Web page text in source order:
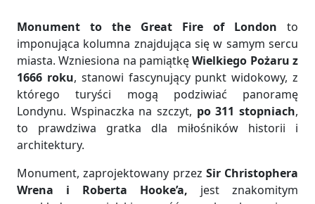
Monument to the Great Fire of London to
imponująca kolumna znajdująca się w samym sercu
miasta. Wzniesiona na pamiątkęWielkiego Pożaru z
1666 roku, stanowi fascynujący punkt widokowy, z
którego turyści mogą podziwiać panoramę
Londynu. Wspinaczka na szczyt, po 311 stopniach,
to prawdziwa gratka dla miłośników historii i
architektury.
Monument, zaprojektowany przez Sir Christophera
Wrena i Roberta Hooke’a, jest znakomitym